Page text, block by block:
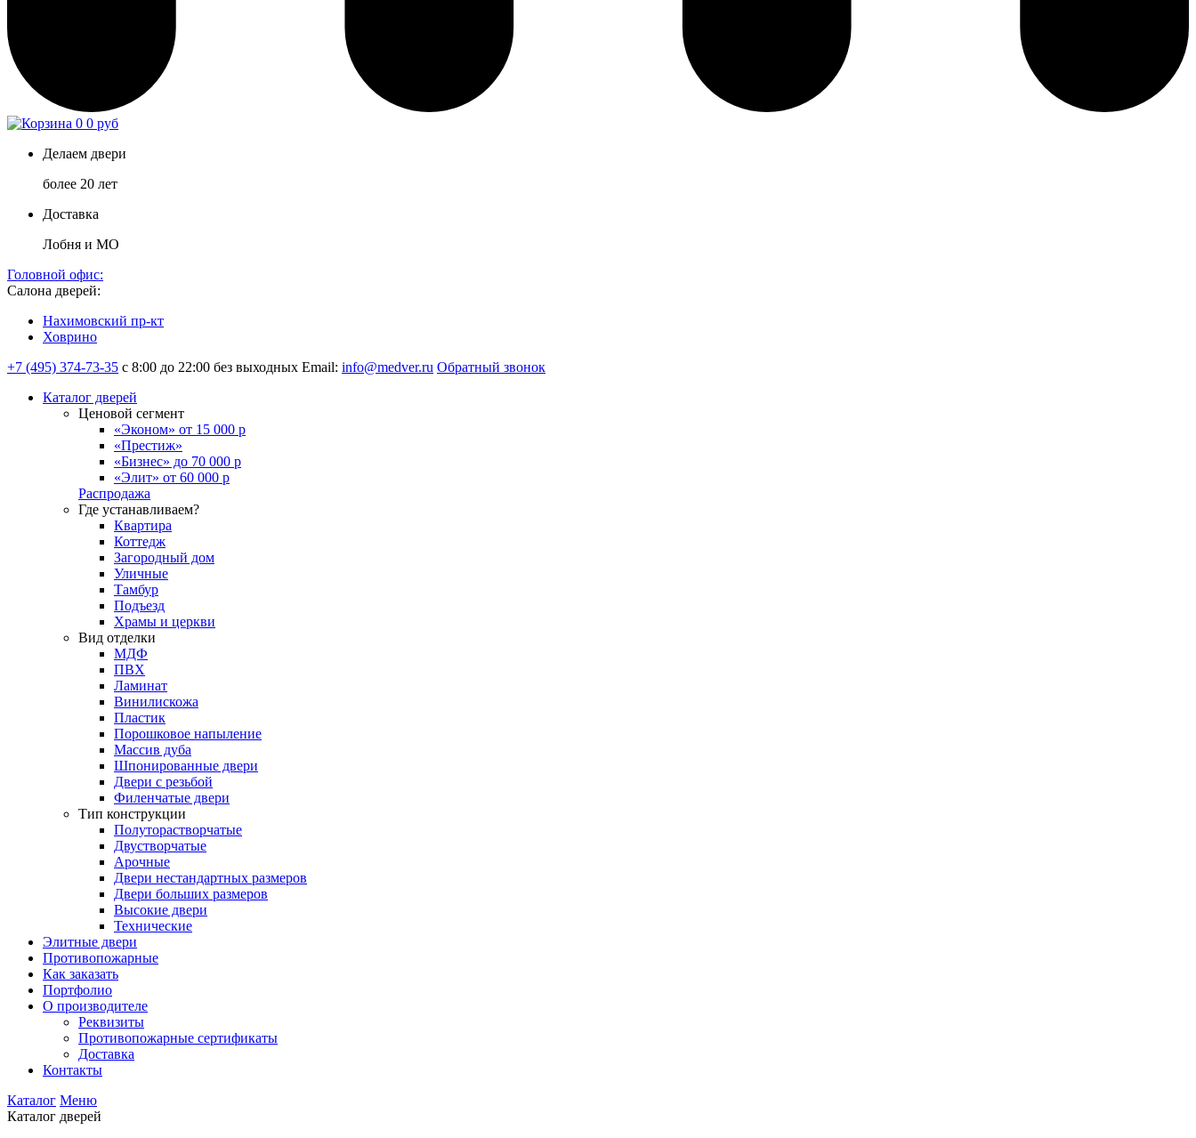
0 0 руб
Делаем двери
более 20 лет
Доставка
Лобня и МО
Головной офис:
Салона дверей:
Нахимовский пр-кт
Ховрино
+7 (495) 374-73-35 с 8:00 до 22:00 без выходных Email: info@medver.ru Обратный звонок
Каталог дверей
Ценовой сегмент
«Эконом» от 15 000 р
«Престиж»
«Бизнес» до 70 000 р
«Элит» от 60 000 р
Распродажа
Где устанавливаем?
Квартира
Коттедж
Загородный дом
Уличные
Тамбур
Подъезд
Храмы и церкви
Вид отделки
МДФ
ПВХ
Ламинат
Винилискожа
Пластик
Порошковое напыление
Массив дуба
Шпонированные двери
Двери с резьбой
Филенчатые двери
Тип конструкции
Полуторастворчатые
Двустворчатые
Арочные
Двери нестандартных размеров
Двери больших размеров
Высокие двери
Технические
Элитные двери
Противопожарные
Как заказать
Портфолио
О производителе
Реквизиты
Противопожарные сертификаты
Доставка
Контакты
Каталог Меню
Каталог дверей